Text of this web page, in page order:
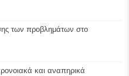
των προβλημάτων στο
και αναπηρικά